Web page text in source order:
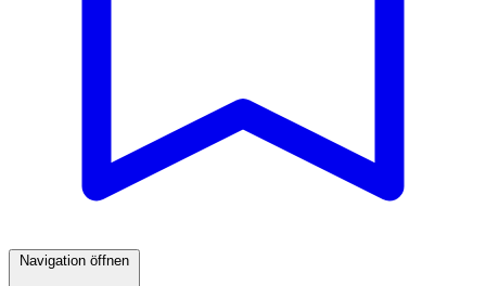
Navigation öffnen